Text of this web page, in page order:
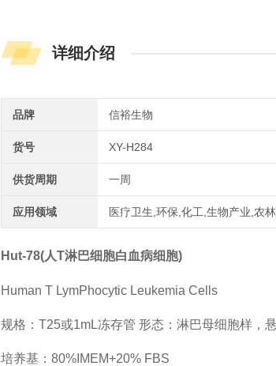
详细介绍
品牌 信裕生物
货号 XY-H284
供货周期 一周
应用领域 医疗卫生,环保,化工,生物产业,农
Hut-78(人T淋巴细胞白血病细胞)
Human T LymPhocytic Leukemia Cells
规格：T25或1mL冻存管 形态：淋巴母细胞样，
培养基：80%IMEM+20% FBS